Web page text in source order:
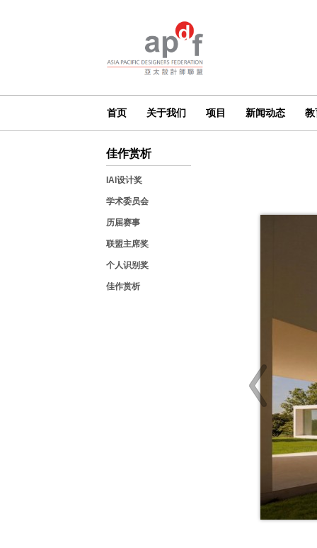
首页 关于我们 项目 新闻动态 教
佳作赏析
IAI设计奖
学术委员会
历届赛事
联盟主席奖
个人识别奖
佳作赏析